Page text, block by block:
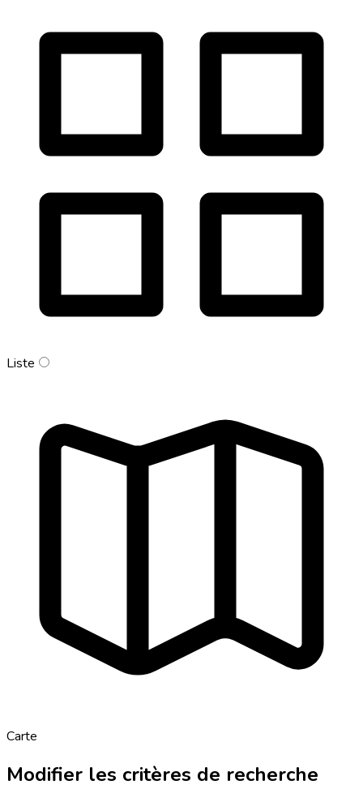
Liste
Carte
Modifier les critères de recherche